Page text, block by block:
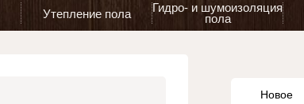
Утепление пола
Гидро- и шумоизоляция
пола
Новое